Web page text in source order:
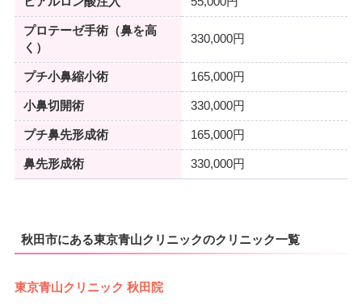
プロテーゼ手術（鼻を高
く）
330,000円
プチ小鼻縮小術 165,000円
小鼻切開術 330,000円
プチ鼻先形成術 165,000円
鼻先形成術 330,000円
秋田市にある東京青山クリニックのクリニック一覧
東京青山クリニック 秋田院